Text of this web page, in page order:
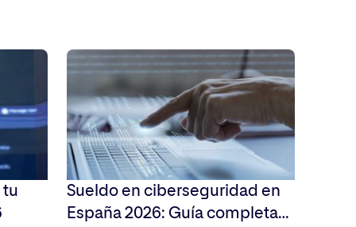
tu
Sueldo en ciberseguridad en
España 2026: Guía completa